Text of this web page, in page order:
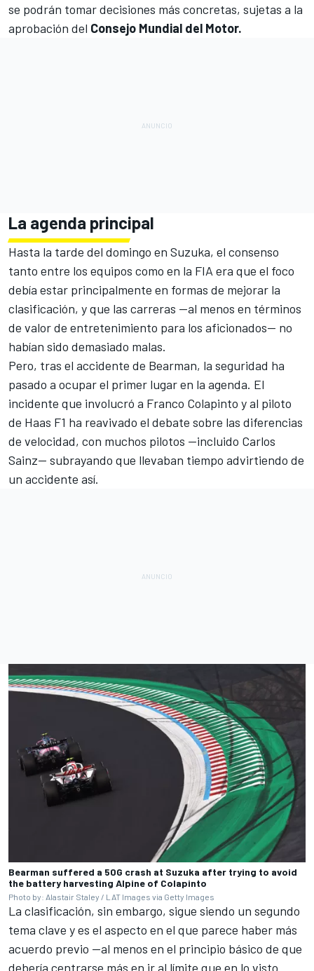
se podrán tomar decisiones más concretas, sujetas a la
aprobación del Consejo Mundial del Motor.
La agenda principal
Hasta la tarde del domingo en Suzuka, el consenso
tanto entre los equipos como en la FIA era que el foco
debía estar principalmente en formas de mejorar la
clasificación, y que las carreras —al menos en términos
de valor de entretenimiento para los aficionados— no
habían sido demasiado malas.
Pero, tras el accidente de Bearman, la seguridad ha
pasado a ocupar el primer lugar en la agenda. El
incidente que involucró a Franco Colapinto y al piloto
de Haas F1 ha reavivado el debate sobre las diferencias
de velocidad, con muchos pilotos —incluido Carlos
Sainz— subrayando que llevaban tiempo advirtiendo de
un accidente así.
Bearman suffered a 50G crash at Suzuka after trying to avoid
the battery harvesting Alpine of Colapinto
Photo by: Alastair Staley / LAT Images via Getty Images
La clasificación, sin embargo, sigue siendo un segundo
tema clave y es el aspecto en el que parece haber más
acuerdo previo —al menos en el principio básico de que
debería centrarse más en ir al límite que en lo visto